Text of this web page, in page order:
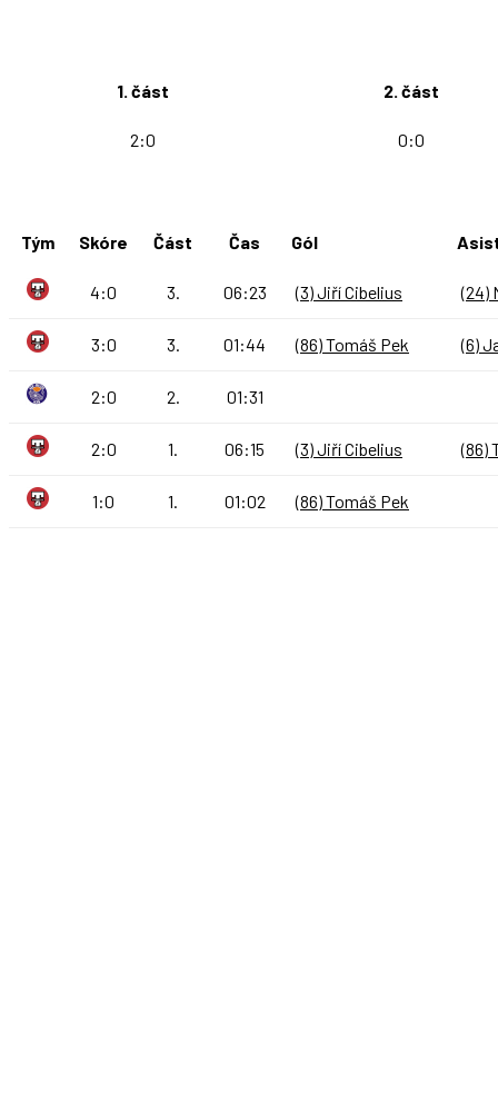
1. část 2. část
2:0 0:0
Tým Skóre Část Čas Gól
4:0 3. 06:23 (3) Jiří Cibelius (24)
3:0 3. 01:44 (86) Tomáš Pek (6)
2:0 2. 01:31
2:0 1. 06:15 (3) Jiří Cibelius (86)
1:0 1. 01:02 (86) Tomáš Pek